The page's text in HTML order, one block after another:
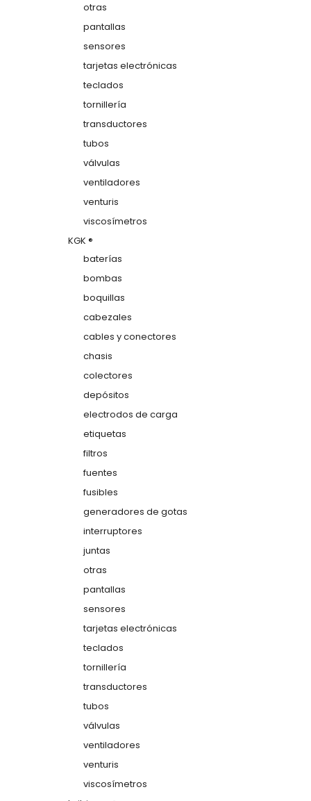
otras
pantallas
sensores
tarjetas electrónicas
teclados
tornillería
transductores
tubos
válvulas
ventiladores
venturis
viscosímetros
KGK ®
baterías
bombas
boquillas
cabezales
cables y conectores
chasis
colectores
depósitos
electrodos de carga
etiquetas
filtros
fuentes
fusibles
generadores de gotas
interruptores
juntas
otras
pantallas
sensores
tarjetas electrónicas
teclados
tornillería
transductores
tubos
válvulas
ventiladores
venturis
viscosímetros